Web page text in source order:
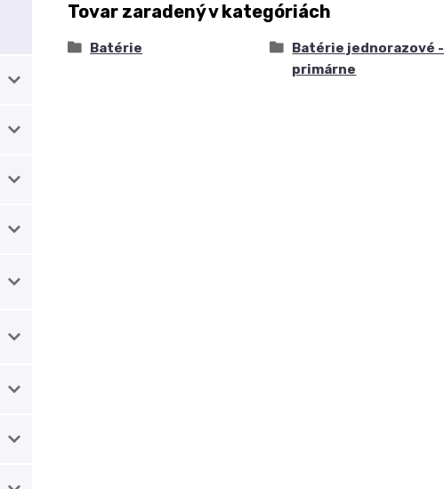
Tovar zaradený v kategóriách
Batérie
Batérie jednorazové -
primárne